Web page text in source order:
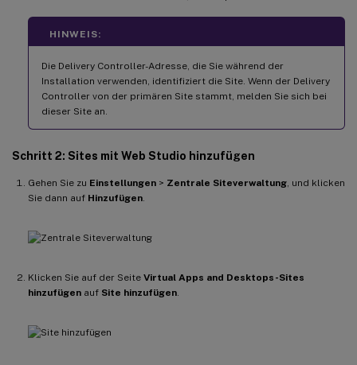
HINWEIS:
Die Delivery Controller-Adresse, die Sie während der
Installation verwenden, identifiziert die Site. Wenn der Delivery
Controller von der primären Site stammt, melden Sie sich bei
dieser Site an.
Schritt 2: Sites mit Web Studio hinzufügen
Gehen Sie zu Einstellungen > Zentrale Siteverwaltung , und klicken
Sie dann auf Hinzufügen
Klicken Sie auf der Seite Virtual Apps and Desktops-Sites
hinzufügen auf Site hinzufügen